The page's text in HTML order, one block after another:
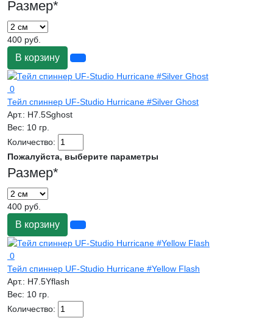
Размер*
400 руб.
В корзину
0
Тейл спиннер UF-Studio Hurricane #Silver Ghost
Арт.: H7.5Sghost
Вес: 10 гр.
Количество:
Пожалуйста, выберите параметры
Размер*
400 руб.
В корзину
0
Тейл спиннер UF-Studio Hurricane #Yellow Flash
Арт.: H7.5Yflash
Вес: 10 гр.
Количество: